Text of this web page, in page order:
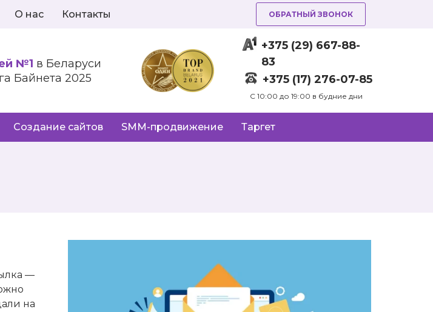
О нас Контакты ОБРАТНЫЙ ЗВОНОК
№1 в Беларуси
Байнета 2025
+375 (29) 667-88-
83
+375 (17) 276-07-85
C 10:00 до 19:00 в будние дни
Создание сайтов SMM-продвижение Таргет
—
на